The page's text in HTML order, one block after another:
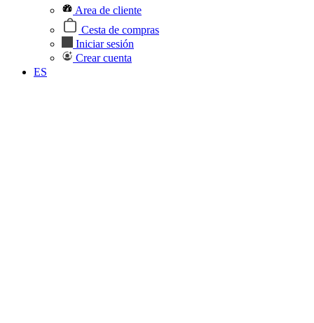
Area de cliente
Cesta de compras
Iniciar sesión
Crear cuenta
ES